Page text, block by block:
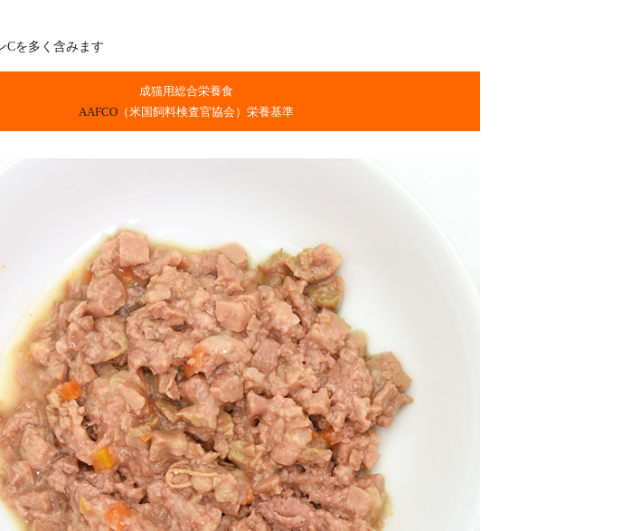
Cを多く含みます
成猫用総合栄養食
AAFCO （米国飼料検査官協会）栄養基準